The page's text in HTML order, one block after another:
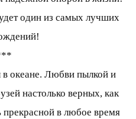
один из самых лучших
океане. Любви пылкой и
настолько верных, как
прекрасной в любое время